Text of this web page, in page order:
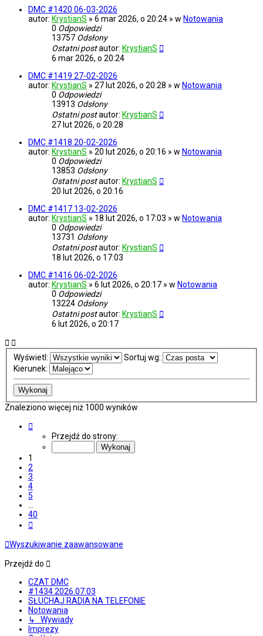
DMC #1420 06-03-2026
autor: KrystianS » 6 mar 2026, o 20:24 » w Notowania
0 Odpowiedzi
13757 Odsłony
Ostatni postautor: KrystianS
6 mar 2026, o 20:24
DMC #1419 27-02-2026
autor: KrystianS » 27 lut 2026, o 20:28 » w Notowania
0 Odpowiedzi
13913 Odsłony
Ostatni postautor: KrystianS
27 lut 2026, o 20:28
DMC #1418 20-02-2026
autor: KrystianS » 20 lut 2026, o 20:16 » w Notowania
0 Odpowiedzi
13853 Odsłony
Ostatni postautor: KrystianS
20 lut 2026, o 20:16
DMC #1417 13-02-2026
autor: KrystianS » 18 lut 2026, o 17:03 » w Notowania
0 Odpowiedzi
13731 Odsłony
Ostatni postautor: KrystianS
18 lut 2026, o 17:03
DMC #1416 06-02-2026
autor: KrystianS » 6 lut 2026, o 20:17 » w Notowania
0 Odpowiedzi
13224 Odsłony
Ostatni postautor: KrystianS
6 lut 2026, o 20:17
Wyświetl:
Sortuj wg:
Kierunek:
Znaleziono więcej niż 1000 wyników
Przejdź do strony:
1
2
3
4
5
40
Wyszukiwanie zaawansowane
Przejdź do
CZAT DMC
#1434 2026.07.03
SŁUCHAJ RADIA NA TELEFONIE
Notowania
↳ Wywiady
Imprezy